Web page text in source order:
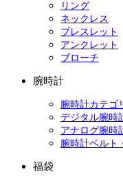
リング
ネックレス
ブレスレット
アンクレット
ブローチ
腕時計
腕時計カテゴ
デジタル腕時
アナログ腕時
腕時計ベルト
福袋